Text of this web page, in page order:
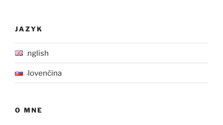
JAZYK
English
Slovenčina
O MNE